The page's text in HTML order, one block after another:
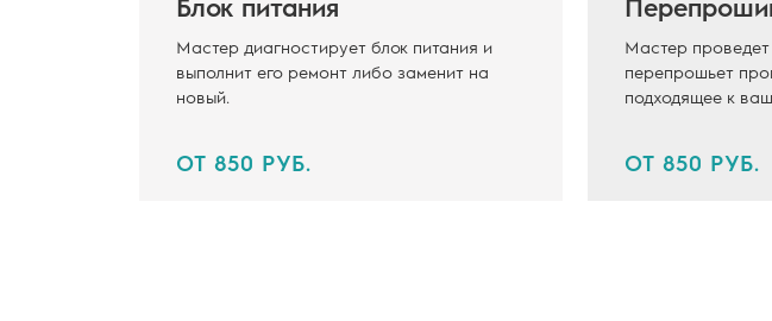
Блок питания
Мастер диагностирует блок питания и
выполнит его ремонт либо заменит на
новый.
ОТ 850 РУБ.
Мастер проведет
перепрошьет
подходящее к
ОТ 850 РУБ.